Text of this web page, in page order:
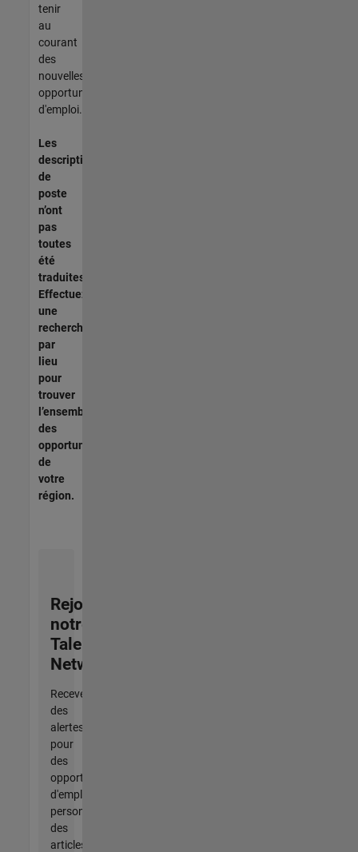
tenir
au
courant
des
nouvelles
opportunités
d'emploi.
Les
descriptions
de
poste
n’ont
pas
toutes
été
traduites.
Effectuez
une
recherche
par
lieu
pour
trouver
l’ensemble
des
opportunités
de
votre
région.
Rejoignez
notre
Talent
Network
Recevez
des
alertes
pour
des
opportunités
d'emploi
personnalisées,
des
articles